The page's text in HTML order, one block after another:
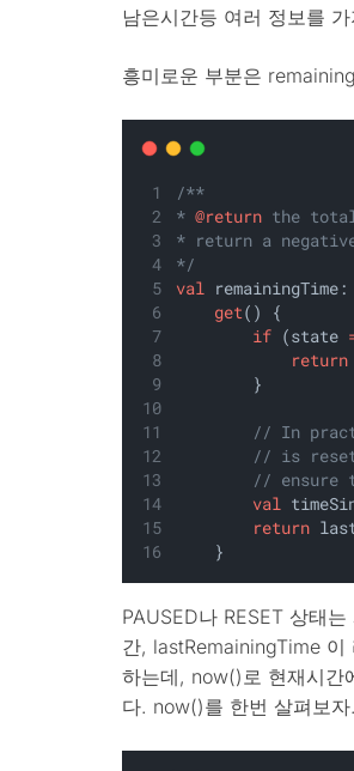
남은시간등 여러 정보를
흥미로운 부분은
/**
* @return the total
* return a negative
*/
val remainingTime:
get() {
if (state
return
        }
// In
// is
// ensure
val
return
    }
PAUSED나 RESET 상태
간, lastRemainingTime 이
하는데, now()로 현재시간
다. now()를 한번 살펴보자.